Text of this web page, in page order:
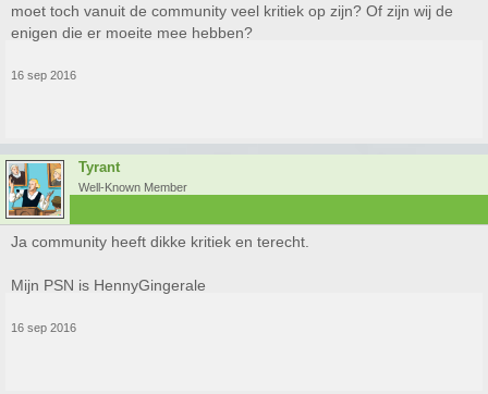
Gameplay verder weinig op aan te merken, speelt top.
moet toch vanuit de community veel kritiek op zijn? Of zijn wij de
enigen die er moeite mee hebben?
16 sep 2016
Tyrant
Well-Known Member
Ja community heeft dikke kritiek en terecht.
Mijn PSN is HennyGingerale
16 sep 2016